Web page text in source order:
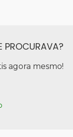
PROCURAVA?
agora mesmo!